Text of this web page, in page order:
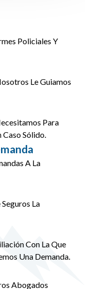
Policiales Y
Le Guiamos
Para
Sólido.
A La
La
Con La Que
Una Demanda.
Abogados